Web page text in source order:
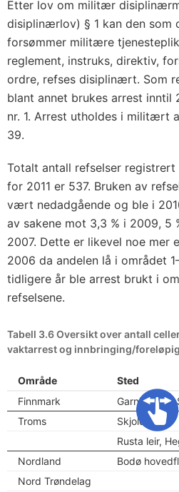
Etter lov om militær
disiplinærlov) § 1 kan den som
forsømmer militære
reglement, instruks, direktiv,
ordre, refses disiplinært. Som
blant annet brukes arrest inntil
nr. 1. Arrest utholdes i militært
39.
Totalt antall refselser registrert
for 2011 er 537. Bruken av
vært nedadgående og ble i
av sakene mot 3,3 % i 2009, 5
2007. Dette er likevel noe mer
2006 da andelen lå i området
tidligere år ble arrest brukt i
refselsene.
Tabell 3.6 Oversikt over antall
vaktarrest og innbringing/
Område
Sted
Finnmark
Garnisonen i
Troms
Skjold
Rusta leir,
Nordland
Bodø
Nord Trøndelag